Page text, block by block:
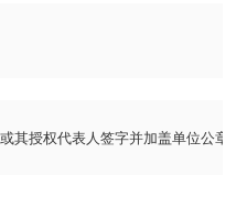
其授权代表人签字并加盖单位公章